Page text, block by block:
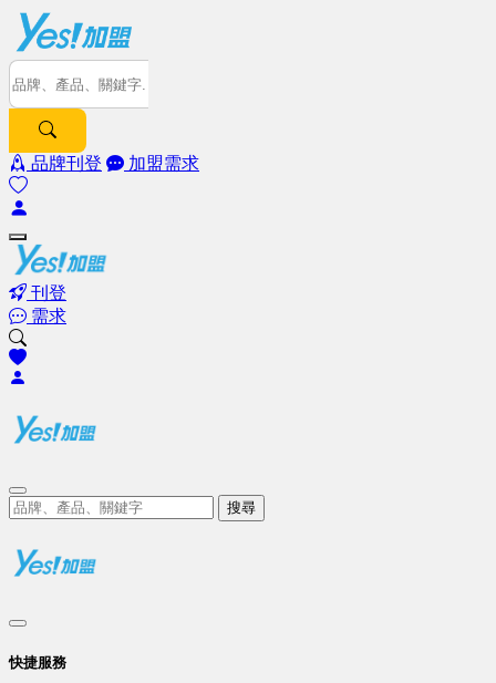
品牌刊登 加盟需求
刊登
需求
搜尋
快捷服務